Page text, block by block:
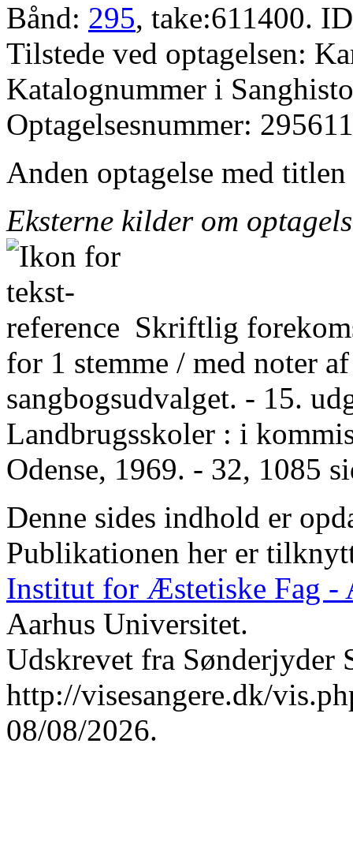
Bånd: 295, take:611400.
Tilstede ved optagelsen:
Katalognummer i
Optagelsesnummer:
Anden optagelse med titlen
Eksterne kilder om
Skriftlig
for 1 stemme / med noter
sangbogsudvalget. - 15.
Landbrugsskoler : i
Odense, 1969. - 32, 1085
Denne sides indhold er
Publikationen her er
Institut for Æstetiske Fag -
Aarhus Universitet.
Udskrevet fra Sønderjyder
http://visesangere.dk/
08/08/2026.